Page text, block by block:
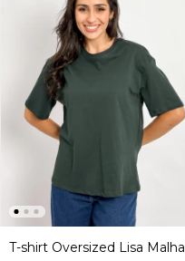
T-shirt Oversized Lisa Malha